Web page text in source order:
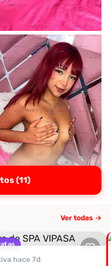
(11)
Ver todas →
hace 7d